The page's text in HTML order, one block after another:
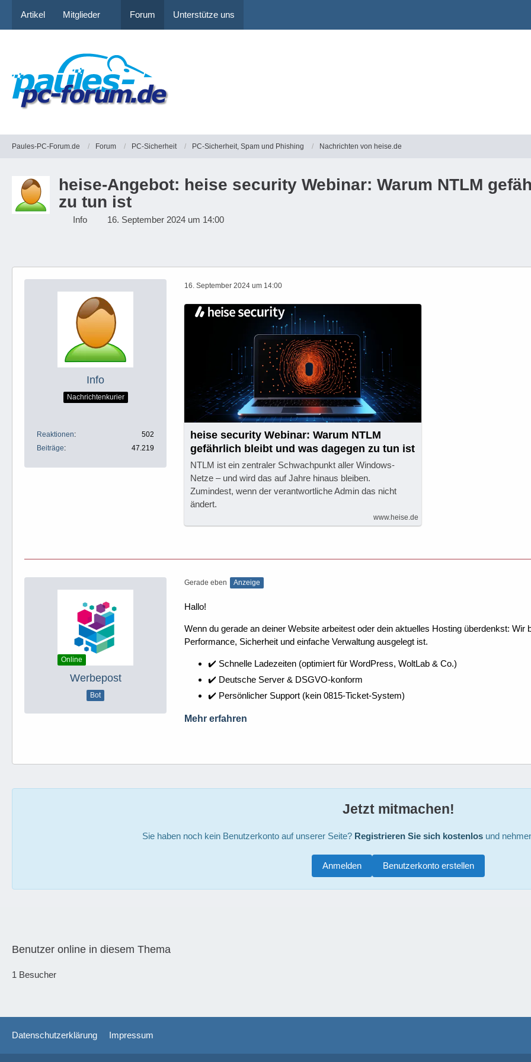
Artikel Mitglieder Forum Unterstütze uns
Paules-PC-Forum.de Forum PC-Sicherheit PC-Sicherheit, Spam und Phishing Nachrichten von heise.de
heise-Angebot: heise security Webinar: Warum NTLM
zu tun ist
Info 16. September 2024 um 14:00
Info
Nachrichtenkurier
Reaktionen
502
Beiträge
47.219
16. September 2024 um 14:00
heise security Webinar: Warum NTLM
gefährlich bleibt und was dagegen zu tun ist
NTLM ist ein zentraler Schwachpunkt aller Windows-
Netze – und wird das auf Jahre hinaus bleiben.
Zumindest, wenn der verantwortliche Admin das nicht
ändert.
www.heise.de
Online
Werbepost
Bot
Gerade eben Anzeige
Hallo!
Wenn du gerade an deiner Website arbeitest oder dein aktuelles Hosting überdenkst:
Performance, Sicherheit und einfache Verwaltung ausgelegt ist.
✔️ Schnelle Ladezeiten (optimiert für WordPress, WoltLab & Co.)
✔️ Deutsche Server & DSGVO-konform
✔️ Persönlicher Support (kein 0815-Ticket-System)
Mehr erfahren
Jetzt mitmachen!
Sie haben noch kein Benutzerkonto auf unserer Seite? Registrieren Sie sich kostenlosund
Benutzerkonto erstellen
Anmelden
Benutzer online in diesem Thema
1 Besucher
Datenschutzerklärung Impressum